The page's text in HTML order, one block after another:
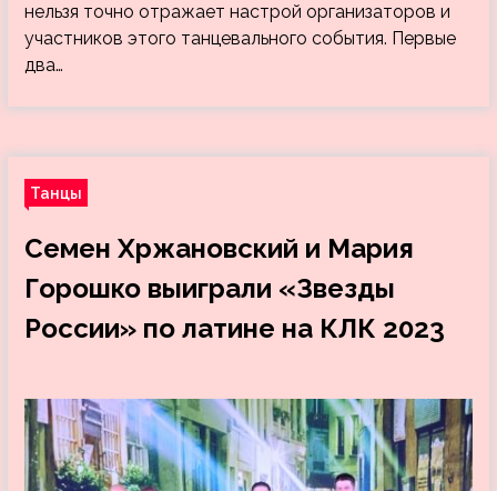
нельзя точно отражает настрой организаторов и
участников этого танцевального события. Первые
два…
Танцы
Семен Хржановский и Мария
Горошко выиграли «Звезды
России» по латине на КЛК 2023